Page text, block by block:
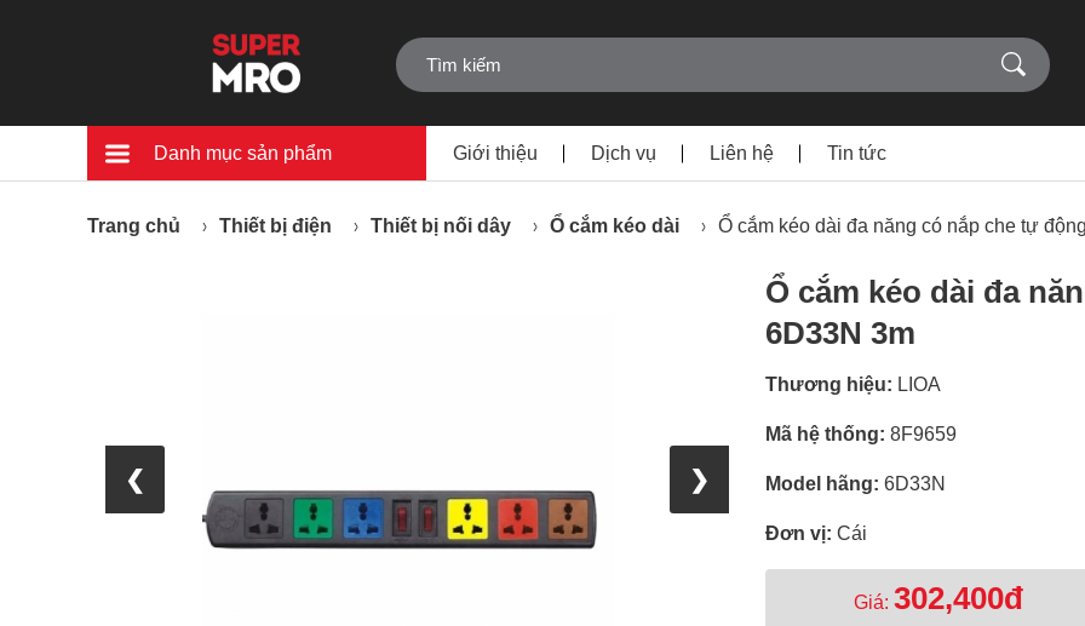
Danh mục sản phẩm Giới thiệu Dịch vụ Liên hệ Tin tức
Trang chủ Thiết bị điện Thiết bị nối dây Ổ cắm kéo dài Ổ cắm kéo dài đa năng có nắp che tự
❮ ❯
Ổ cắm kéo dài đa
6D33N 3m
Thương hiệu: LIOA
Mã hệ thống: 8F9659
Model hãng: 6D33N
Đơn vị: Cái
Giá: 302,400đ